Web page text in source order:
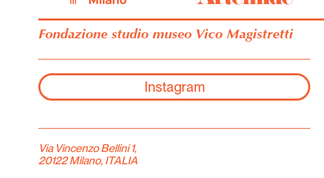
Fondazione studio museo Vico Magistretti
Instagram
Via Vincenzo Bellini 1,
20122 Milano, ITALIA